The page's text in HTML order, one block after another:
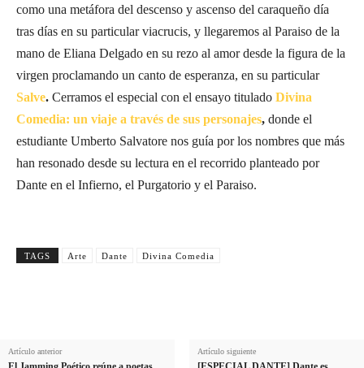
como una metáfora del descenso y ascenso del caraqueño día
tras días en su particular viacrucis, y llegaremos al Paraiso de la
mano de Eliana Delgado en su rezo al amor desde la figura de la
virgen proclamando un canto de esperanza, en su particular
Salve. Cerramos el especial con el ensayo titulado Divina
Comedia: un viaje a través de sus personajes, donde el
estudiante Umberto Salvatore nos guía por los nombres que más
han resonado desde su lectura en el recorrido planteado por
Dante en el Infierno, el Purgatorio y el Paraiso.
TAGS Arte Dante Divina Comedia
Artículo anterior Artículo siguiente